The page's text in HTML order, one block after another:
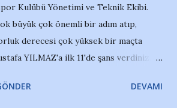
Kulübü Yönetimi ve Teknik Ekibi.
büyük çok önemli bir adım atıp,
derecesi çok yüksek bir maçta
YILMAZ'a ilk 11'de şans verdiniz.
maçı onun yüzünden kaybedebilirdik
DEVAMI